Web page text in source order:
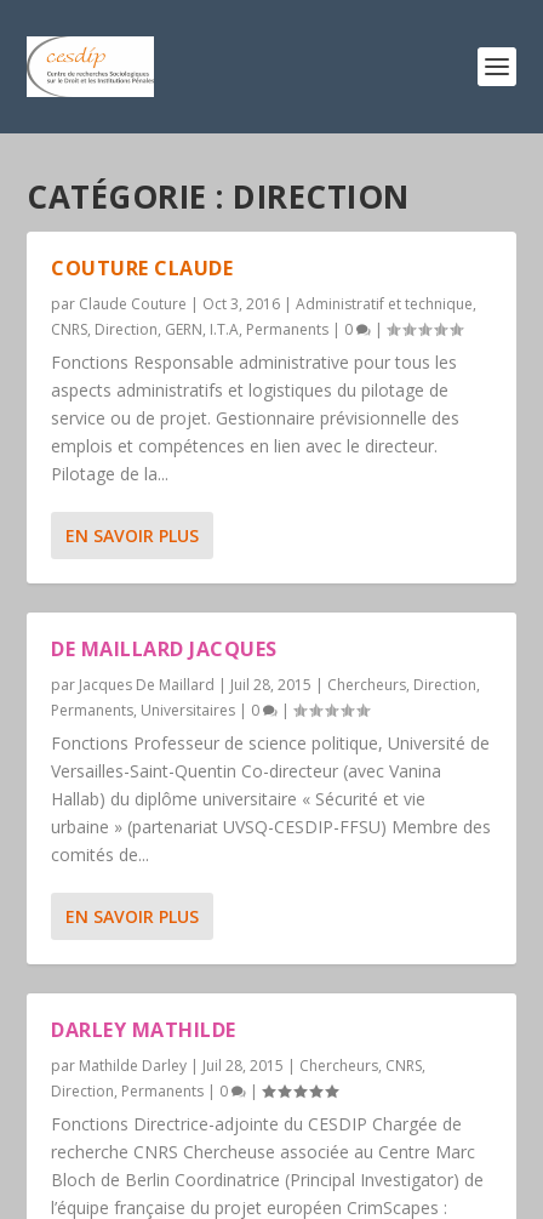
CATÉGORIE : DIRECTION
COUTURE CLAUDE
par Claude Couture | Oct 3, 2016 |Administratif et technique,
CNRS, Direction, GERN, I.T.A, Permanents | 0 |
Fonctions Responsable administrative pour tous les
aspects administratifs et logistiques du pilotage de
service ou de projet. Gestionnaire prévisionnelle des
emplois et compétences en lien avec le directeur.
Pilotage de la...
EN SAVOIR PLUS
DE MAILLARD JACQUES
par Jacques De Maillard | Juil 28, 2015 | Chercheurs, Direction,
Permanents, Universitaires | 0 |
Fonctions Professeur de science politique, Université de
Versailles-Saint-Quentin Co-directeur (avec Vanina
Hallab) du diplôme universitaire « Sécurité et vie
urbaine » (partenariat UVSQ-CESDIP-FFSU) Membre des
comités de...
EN SAVOIR PLUS
DARLEY MATHILDE
par Mathilde Darley | Juil 28, 2015 | Chercheurs, CNRS,
Direction, Permanents | 0 |
Fonctions Directrice-adjointe du CESDIP Chargée de
recherche CNRS Chercheuse associée au Centre Marc
Bloch de Berlin Coordinatrice (Principal Investigator) de
l’équipe française du projet européen CrimScapes :